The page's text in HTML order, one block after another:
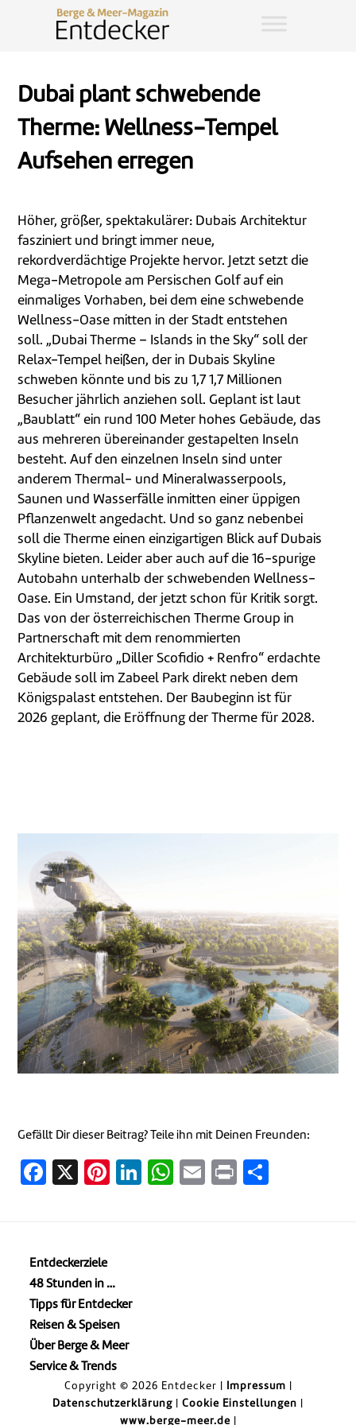
Dubai plant schwebende
Therme: Wellness-Tempel
Aufsehen erregen
Höher, größer, spektakulärer: Dubais Architektur
fasziniert und bringt immer neue,
rekordverdächtige Projekte hervor. Jetzt setzt die
Mega-Metropole am Persischen Golf auf ein
einmaliges Vorhaben, bei dem eine schwebende
Wellness-Oase mitten in der Stadt entstehen
soll. „Dubai Therme – Islands in the Sky“ soll der
Relax-Tempel heißen, der in Dubais Skyline
schweben könnte und bis zu 1,7 1,7 Millionen
Besucher jährlich anziehen soll. Geplant ist laut
„Baublatt“ ein rund 100 Meter hohes Gebäude, das
aus mehreren übereinander gestapelten Inseln
besteht. Auf den einzelnen Inseln sind unter
anderem Thermal- und Mineralwasserpools,
Saunen und Wasserfälle inmitten einer üppigen
Pflanzenwelt angedacht. Und so ganz nebenbei
soll die Therme einen einzigartigen Blick auf Dubais
Skyline bieten. Leider aber auch auf die 16-spurige
Autobahn unterhalb der schwebenden Wellness-
Oase. Ein Umstand, der jetzt schon für Kritik sorgt.
Das von der österreichischen Therme Group in
Partnerschaft mit dem renommierten
Architekturbüro „Diller Scofidio + Renfro“ erdachte
Gebäude soll im Zabeel Park direkt neben dem
Königspalast entstehen. Der Baubeginn ist für
2026 geplant, die Eröffnung der Therme für 2028.
Gefällt Dir dieser Beitrag? Teile ihn mit Deinen Freunden:
Facebook
X Pinterest
LinkedIn
WhatsApp
EmailPrint
Entdeckerziele
48 Stunden in …
Tipps für Entdecker
Reisen & Speisen
Über Berge & Meer
Service & Trends
Copyright © 2026 Entdecker | Impressum
Datenschutzerklärung
Cookie Einstellungen
www.berge-meer.de|